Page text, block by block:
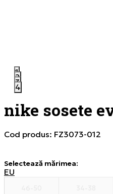
1
2
3
4
nike sosete
Cod produs: FZ3073-012
Selectează mărimea:
EU